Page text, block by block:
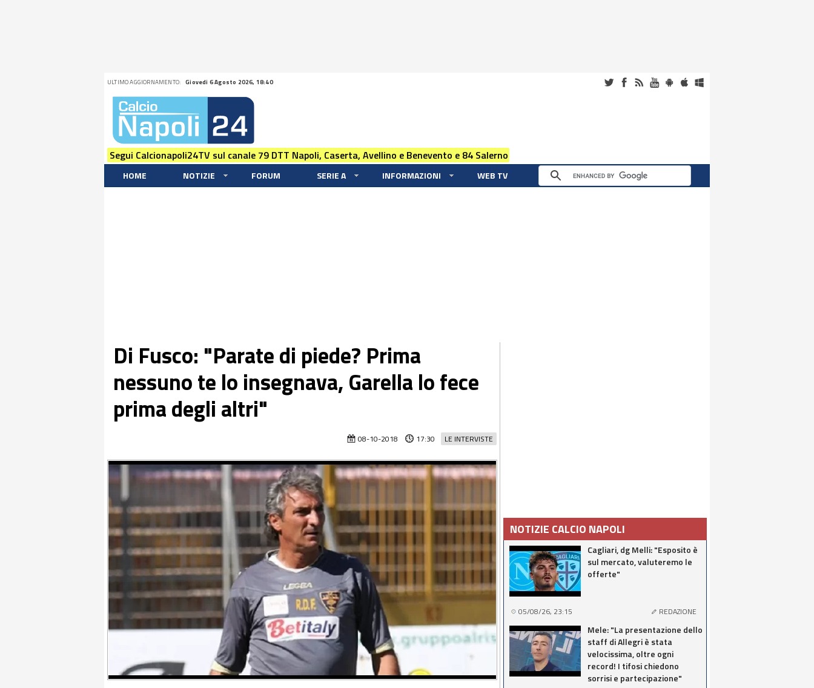
ULTIMO AGGIORNAMENTO: Giovedi 6 Agosto 2026, 18:40
Segui Calcionapoli24TV sul canale 79 DTT Napoli, Caserta, Avellino e Benevento e 84 Salerno
HOME NOTIZIE FORUM SERIE A INFORMAZIONI WEB TV
Di Fusco: "Parate di piede? Prima
nessuno te lo insegnava, Garella lo fece
prima degli altri"
LE INTERVISTE
08-10-2018 17:30
NOTIZIE CALCIO NAPOLI
Cagliari, dg Melli: "Esposito è
sul mercato, valuteremo le
offerte"
05/08/26, 23:15 REDAZIONE
Mele: "La presentazione dello
staff di Allegri è stata
velocissima, oltre ogni
record! I tifosi chiedono
sorrisi e partecipazione"